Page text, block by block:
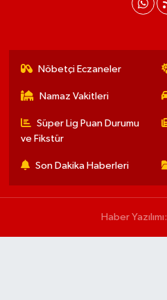
Nöbetçi Eczaneler
Namaz Vakitleri
Süper Lig Puan Durumu
ve Fikstür
Son Dakika Haberleri
Haber Yazılımı: